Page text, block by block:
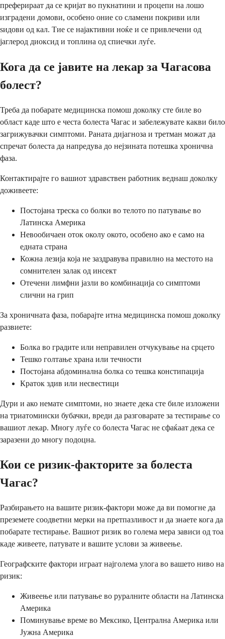
преферираат да се кријат во пукнатини и процепи на лошо
изградени домови, особено оние со сламени покриви или
ѕидови од кал. Тие се најактивни ноќе и се привлечени од
јаглерод диоксид и топлина од спиечки луѓе.
Кога да се јавите на лекар за Чагасова
болест?
Треба да побарате медицинска помош доколку сте биле во
област каде што е честа болеста Чагас и забележувате какви било
загрижувачки симптоми. Раната дијагноза и третман можат да
спречат болеста да напредува до нејзината потешка хронична
фаза.
Контактирајте го вашиот здравствен работник веднаш доколку
доживеете:
Постојана треска со болки во телото по патување во
Латинска Америка
Невообичаен оток околу окото, особено ако е само на
едната страна
Кожна лезија која не заздравува правилно на местото на
сомнителен залак од инсект
Отечени лимфни јазли во комбинација со симптоми
слични на грип
За хроничната фаза, побарајте итна медицинска помош доколку
развиете:
Болка во градите или неправилен отчукување на срцето
Тешко голтање храна или течности
Постојана абдоминална болка со тешка констипација
Краток здив или несвестици
Дури и ако немате симптоми, но знаете дека сте биле изложени
на триатомински бубачки, вреди да разговарате за тестирање со
вашиот лекар. Многу луѓе со болеста Чагас не сфаќаат дека се
заразени до многу подоцна.
Кои се ризик-факторите за болеста
Чагас?
Разбирањето на вашите ризик-фактори може да ви помогне да
преземете соодветни мерки на претпазливост и да знаете кога да
побарате тестирање. Вашиот ризик во голема мера зависи од тоа
каде живеете, патувате и вашите услови за живеење.
Географските фактори играат најголема улога во вашето ниво на
ризик:
Живеење или патување во руралните области на Латинска
Америка
Поминување време во Мексико, Централна Америка или
Јужна Америка